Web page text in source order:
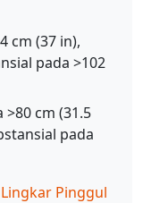
cm (37 in),
pada >102
cm (31.5
pada
Pinggul